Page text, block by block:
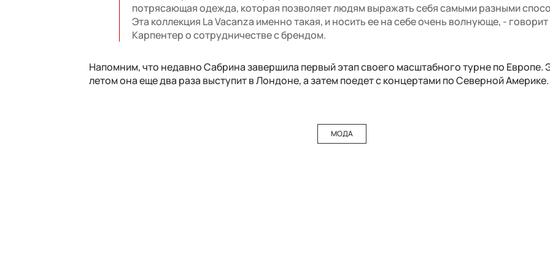
потрясающая одежда, которая позволяет людям выражать себя самыми разными
Эта коллекция La Vacanza именно такая, и носить ее на себе очень волнующе, - говорит
Карпентер о сотрудничестве с брендом.
Напомним, что недавно Сабрина завершила первый этап своего масштабного турне по Европе.
летом она еще два раза выступит в Лондоне, а затем поедет с концертами по Северной Америке.
МОДА